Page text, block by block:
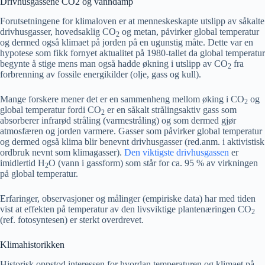
Forutsetningene for klimaloven er at menneskeskapte utslipp av såkalte
drivhusgasser, hovedsaklig CO2 og metan, påvirker global temperatur
og dermed også klimaet på jorden på en ugunstig måte. Dette var en
hypotese som fikk fornyet aktualitet på 1980-tallet da global temperatur
begynte å stige mens man også hadde økning i utslipp av CO2 fra
forbrenning av fossile energikilder (olje, gass og kull).
Mange forskere mener det er en sammenheng mellom øking i CO2 og
global temperatur fordi CO2 er en såkalt strålingsaktiv gass som
absorberer infrarød stråling (varmestråling) og som dermed gjør
atmosfæren og jorden varmere. Gasser som påvirker global temperatur
og dermed også klima blir benevnt drivhusgasser (red.anm. i aktivistisk
ordbruk nevnt som klimagasser). Den viktigste drivhusgassen er
imidlertid H2O (vann i gassform) som står for ca. 95 % av virkningen
på global temperatur.
Erfaringer, observasjoner og målinger (empiriske data) har med tiden
vist at effekten på temperatur av den livsviktige plantenæringen CO2
(ref. fotosyntesen) er sterkt overdrevet.
Klimahistorikken